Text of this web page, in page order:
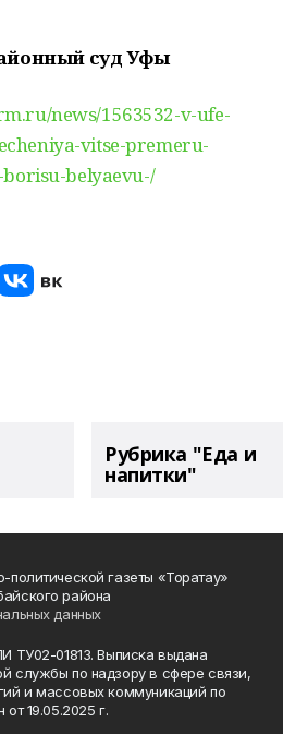
суд Уфы
news/1563532-v-ufe-
vitse-premeru-
belyaevu-/
Рубрика "Еда и
напитки"
газеты «Торатау»
района
данных
ТУ02-01813. Выписка выдана
службы по надзору в сфере связи,
и массовых коммуникаций по
19.05.2025 г.